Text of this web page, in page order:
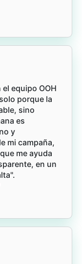
equipo OOH
porque la
sino
es
y
mi campaña,
me ayuda
en un